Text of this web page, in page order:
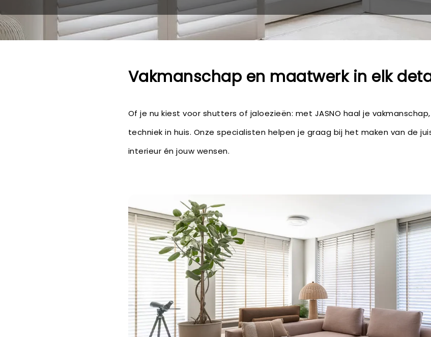
Vakmanschap en maatwerk in elk
Of je nu kiest voor shutters of jaloezieën: met JASNO haal je
techniek in huis. Onze specialisten helpen je graag bij het maken van de
interieur én jouw wensen.